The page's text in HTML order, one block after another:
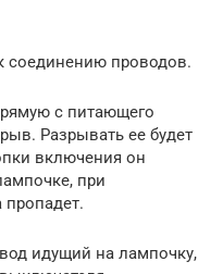
соединению проводов.
с питающего
Разрывать ее будет
включения он
при
идущий на лампочку,